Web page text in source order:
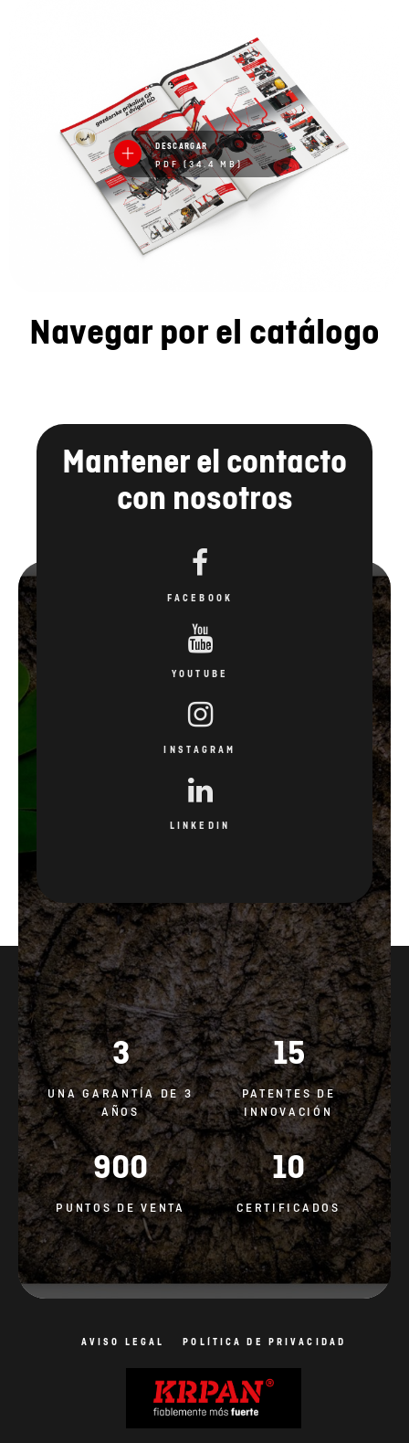
DESCARGAR
PDF (34.4 MB)
Navegar por el catálogo
Mantener el contacto
con nosotros
FACEBOOK
YOUTUBE
INSTAGRAM
LINKEDIN
3
UNA GARANTÍA DE 3
AÑOS
15
PATENTES DE
INNOVACIÓN
900
PUNTOS DE VENTA
10
CERTIFICADOS
AVISO LEGAL POLÍTICA DE PRIVACIDAD